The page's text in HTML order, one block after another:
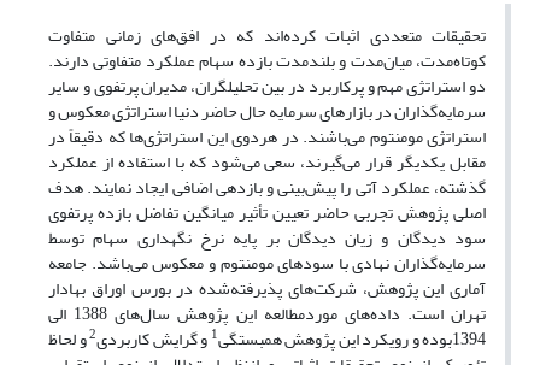
تحقیقات متعددی اثبات کرده‌اند که در افق‌های زمانی متفاوت
کوتاه‌مدت، میان‌مدت و بلندمدت بازده سهام عملکرد متفاوتی دارند.
دو استراتژی مهم و پرکاربرد در بین تحلیلگران، مدیران پرتفوی و سایر
سرمایه‌گذاران در بازارهای سرمایه حال حاضر دنیا استراتژی معکوس و
استراتژی مومنتوم می‌باشند. در هردوی این استراتژی‌ها که دقیقاً در
مقابل یکدیگر قرار می‌گیرند، سعی می‌شود که با استفاده از عملکرد
گذشته، عملکرد آتی را پیش‌بینی و بازدهی اضافی ایجاد نمایند. هدف
اصلی پژوهش تجربی حاضر تعیین تأثیر میانگین تفاضل بازده پرتفوی
سود دیدگان و زیان دیدگان بر پایه نرخ نگهداری سهام توسط
سرمایه‌گذاران نهادی با سودهای مومنتوم و معکوس می‌باشد. جامعه
آماری این پژوهش، شرکت‌های پذیرفته‌شده در بورس اوراق بهادار
تهران است. داده‌های موردمطالعه این پژوهش سال‌های 1388 الی
1394بوده و رویکرد این پژوهش همبستگی 1 و گرایش کاربردی2و لحاظ